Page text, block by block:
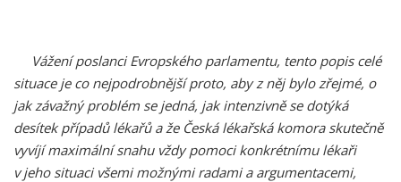
Vážení poslanci Evropského parlamentu, tento popis celé
situace je co nejpodrobnější proto, aby z něj bylo zřejmé, o
jak závažný problém se jedná, jak intenzivně se dotýká
desítek případů lékařů a že Česká lékařská komora skutečně
vyvíjí maximální snahu vždy pomoci konkrétnímu lékaři
v jeho situaci všemi možnými radami a argumentacemi,